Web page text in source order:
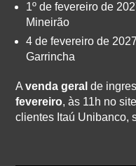
1º de fevereiro de
Mineirão
4 de fevereiro de
Garrincha
Avenda geral de
fevereiro, às 11h no
clientes Itaú Unibanco,